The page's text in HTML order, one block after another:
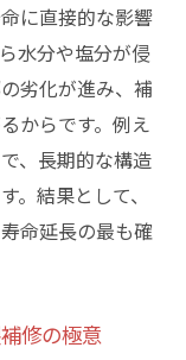
に直接的な影響
水分や塩分が侵
劣化が進み、補
からです。例え
、長期的な構造
。結果として、
命延長の最も確
修の極意